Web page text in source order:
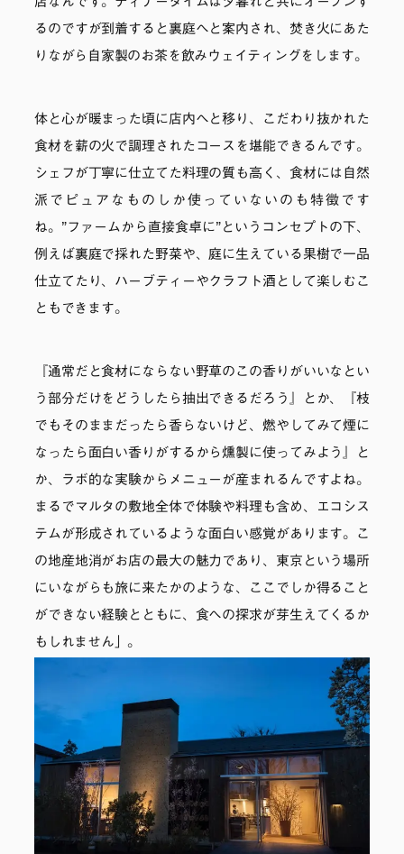
店なんです。ディナータイムは夕暮れと共にオープンす
るのですが到着すると裏庭へと案内され、焚き火にあた
りながら自家製のお茶を飲みウェイティングをします。
体と心が暖まった頃に店内へと移り、こだわり抜かれた
食材を薪の火で調理されたコースを堪能できるんです。
シェフが丁寧に仕立てた料理の質も高く、食材には自然
派でピュアなものしか使っていないのも特徴です
ね。”ファームから直接食卓に”というコンセプトの下、
例えば裏庭で採れた野菜や、庭に生えている果樹で一品
仕立てたり、ハーブティーやクラフト酒として楽しむこ
ともできます。
『通常だと食材にならない野草のこの香りがいいなとい
う部分だけをどうしたら抽出できるだろう』とか、『枝
でもそのままだったら香らないけど、燃やしてみて煙に
なったら面白い香りがするから燻製に使ってみよう』と
か、ラボ的な実験からメニューが産まれるんですよね。
まるでマルタの敷地全体で体験や料理も含め、エコシス
テムが形成されているような面白い感覚があります。こ
の地産地消がお店の最大の魅力であり、東京という場所
にいながらも旅に来たかのような、ここでしか得ること
ができない経験とともに、食への探求が芽生えてくるか
もしれません」。